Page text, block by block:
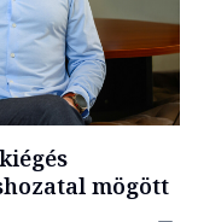
mögött